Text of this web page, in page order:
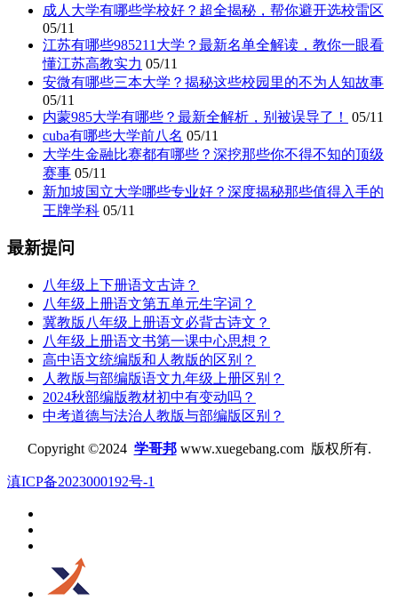
成人大学有哪些学校好？超全揭秘，帮你避开选校雷区
05/11
江苏有哪些985211大学？最新名单全解读，教你一眼看
懂江苏高教实力 05/11
安微有哪些三本大学？揭秘这些校园里的不为人知故事
05/11
内蒙985大学有哪些？最新全解析，别被误导了！
05/11
cuba有哪些大学前八名 05/11
大学生金融比赛都有哪些？深挖那些你不得不知的顶级
赛事 05/11
新加坡国立大学哪些专业好？深度揭秘那些值得入手的
王牌学科 05/11
最新提问
八年级上下册语文古诗？
八年级上册语文第五单元生字词？
冀教版八年级上册语文必背古诗文？
八年级上册语文书第一课中心思想？
高中语文统编版和人教版的区别？
人教版与部编版语文九年级上册区别？
2024秋部编版教材初中有变动吗？
中考道德与法治人教版与部编版区别？
Copyright ©2024 学哥邦www.xuegebang.com 版权所有.
滇ICP备2023000192号-1